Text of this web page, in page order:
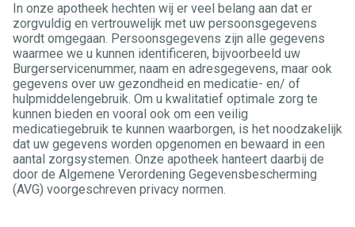
In onze apotheek hechten wij er veel belang aan dat er
zorgvuldig en vertrouwelijk met uw persoonsgegevens
wordt omgegaan. Persoonsgegevens zijn alle gegevens
waarmee we u kunnen identificeren, bijvoorbeeld uw
Burgerservicenummer, naam en adresgegevens, maar ook
gegevens over uw gezondheid en medicatie- en/ of
hulpmiddelengebruik. Om u kwalitatief optimale zorg te
kunnen bieden en vooral ook om een veilig
medicatiegebruik te kunnen waarborgen, is het noodzakelijk
dat uw gegevens worden opgenomen en bewaard in een
aantal zorgsystemen. Onze apotheek hanteert daarbij de
door de Algemene Verordening Gegevensbescherming
(AVG) voorgeschreven privacy normen.